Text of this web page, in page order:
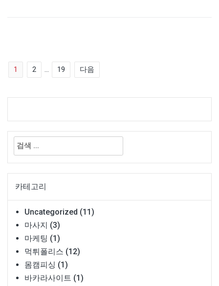
글
페
이
지
매
김
1 2 … 19 다음
검
카테고리
Uncategorized (11)
마사지 (3)
마케팅 (1)
먹튀폴리스 (12)
몸캠피싱 (1)
바카라사이트 (1)